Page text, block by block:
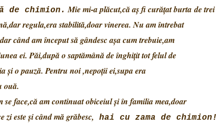
de chimion. Mie mi-a plăcut,că aş fi curăţat burta de trei
regula,era stabilită,doar vinerea. Nu am întrebat
când am început să gândesc aşa cum trebuie,am
ei. Păi,după o saptămână de înghiţit tot felul de
şi o pauză. Pentru noi ,nepoţii ei,supa era
ouă.
se face,că am continuat obiceiul şi în familia mea,doar
zi este şi când mă grăbesc, hai cu zama de chimion!